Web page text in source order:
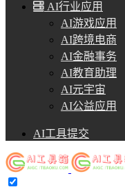
AI行业应用
AI游戏应用
AI跨境电商
AI金融事务
AI教育助理
AI元宇宙
AI公益应用
AI工具提交